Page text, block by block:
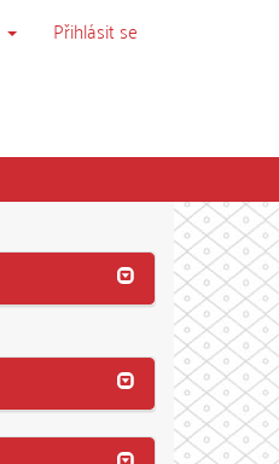
Přihlásit se